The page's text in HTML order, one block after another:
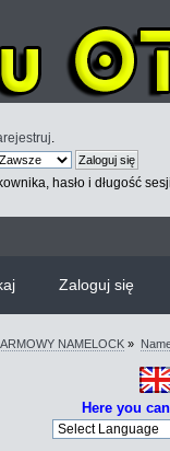
hasło i długość
Zaloguj się
NAMELOCK »
Here you